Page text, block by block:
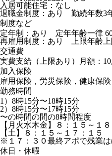
入居可能住宅：なし
退職金制度：あり 勤続年数3
制度など
定年制：あり 定年年齢一律
再雇用制度：あり 上限年齢上
交通費
実費支給（上限あり）月額：
加入保険
雇用保険，労災保険，健康保
勤務時間
1）8時15分〜18時15分
2）8時15分〜17時15分
〜の時間の間の8時間程度
【月火水木金】８：１５～１
【土】８：１５～１７：１５
※１７：３０最終アポで残業
休日・休暇